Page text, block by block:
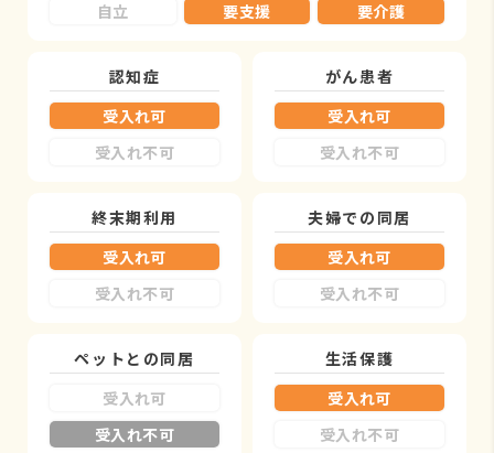
自立
要支援 要介護
認知症
受入れ可
受入れ不可
がん患者
受入れ可
受入れ不可
終末期利用
受入れ可
受入れ不可
夫婦での同居
受入れ可
受入れ不可
ペットとの同居
受入れ可
受入れ不可
生活保護
受入れ可
受入れ不可